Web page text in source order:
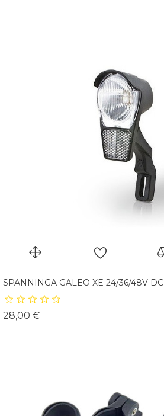
SPANNINGA GALEO XE 24/36/48V DC
28,00 €Prix